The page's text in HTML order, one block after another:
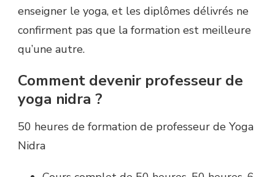
enseigner le yoga, et les diplômes délivrés ne
confirment pas que la formation est meilleure
qu’une autre.
Comment devenir professeur de
yoga nidra ?
50 heures de formation de professeur de Yoga
Nidra